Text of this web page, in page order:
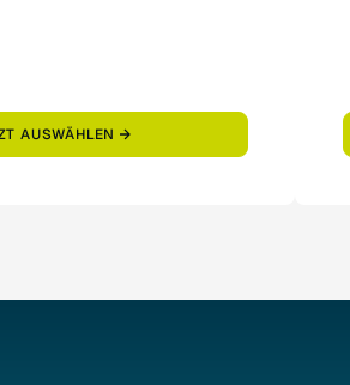
AUSWÄHLEN